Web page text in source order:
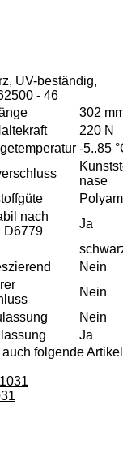
UV-beständig,
- 46
302
220 N
-5..85
nase
nach
D6779
Ja
Nein
Nein
Nein
Ja
folgende Artikel